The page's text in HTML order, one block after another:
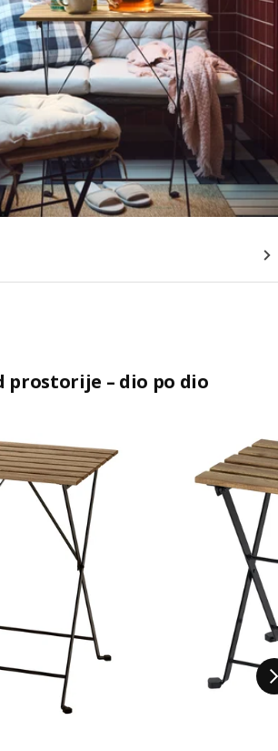
prostorije – dio po dio